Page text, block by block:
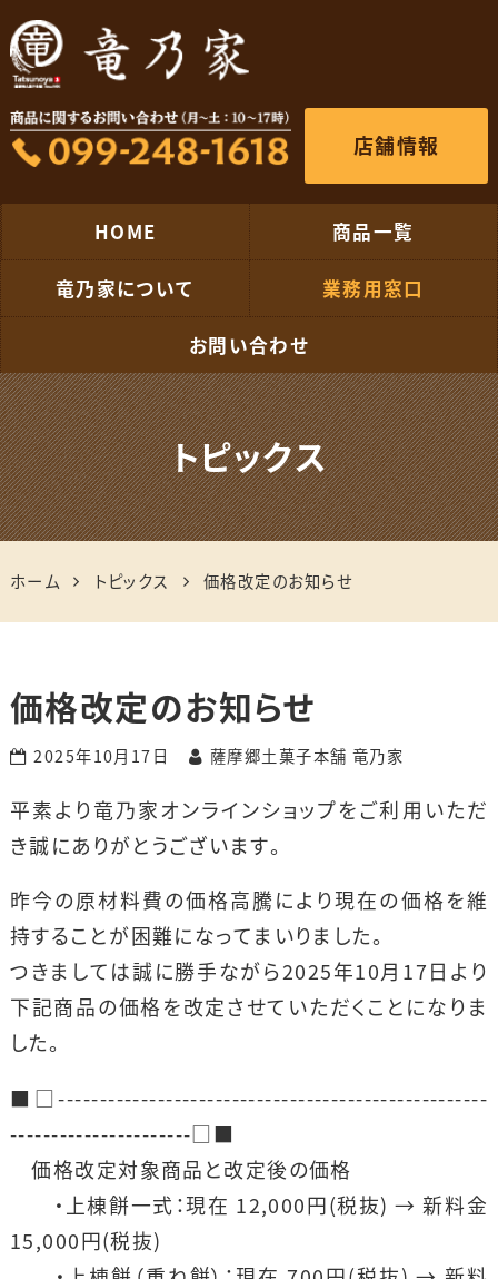
店舗情報
HOME 商品一覧
竜乃家について 業務用窓口
お問い合わせ
トピックス
ホーム トピックス 価格改定のお知らせ
価格改定のお知らせ
2025年10月17日 薩摩郷土菓子本舗 竜乃家
平素より竜乃家オンラインショップをご利用いただ
き誠にありがとうございます。
昨今の原材料費の価格高騰により現在の価格を維
持することが困難になってまいりました。
つきましては誠に勝手ながら2025年10月17日より
下記商品の価格を改定させていただくことになりま
した。
■□----------------------------------------------------
----------------------□■
価格改定対象商品と改定後の価格
・上棟餅一式：現在 12,000円(税抜) → 新料金
15,000円(税抜)